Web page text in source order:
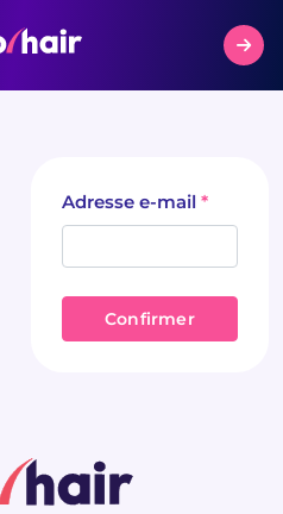
Adresse e-mail
Confirmer